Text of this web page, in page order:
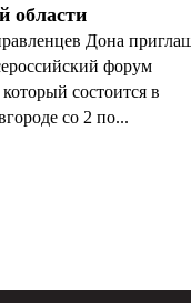
области
Дона
форум
состоится в
со 2 по...